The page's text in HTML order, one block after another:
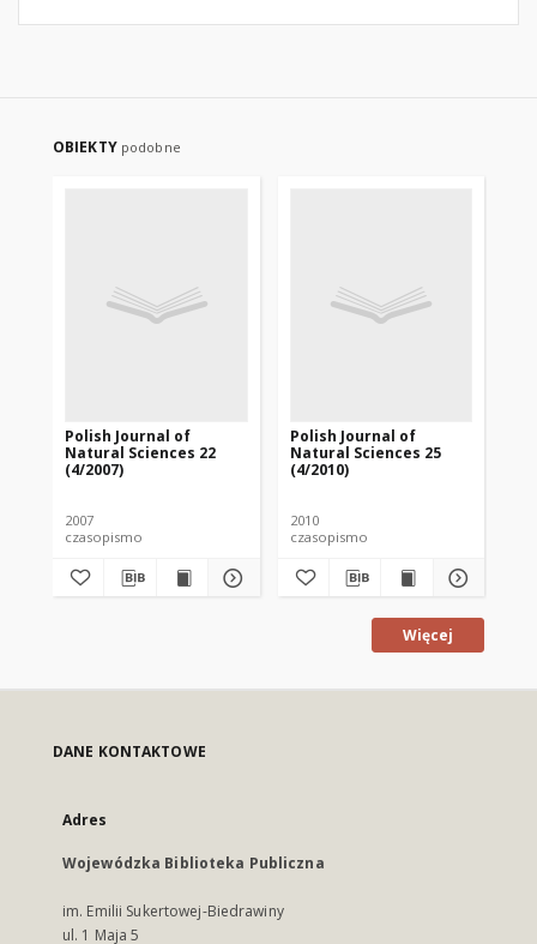
OBIEKTY podobne
Polish Journal of
Natural Sciences 22
(4/2007)
2007
czasopismo
Polish Journal of
Natural Sciences 25
(4/2010)
2010
czasopismo
Więcej
DANE KONTAKTOWE
Adres
Wojewódzka Biblioteka Publiczna
im. Emilii Sukertowej-Biedrawiny
ul. 1 Maja 5